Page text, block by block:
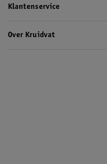
Klantenservice
Over Kruidvat